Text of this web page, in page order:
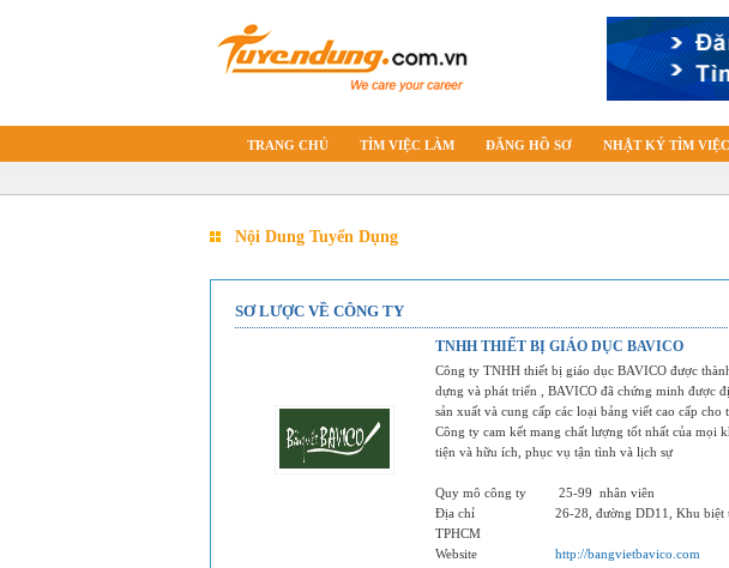
TRANG CHỦ TÌM VIỆC LÀM ĐĂNG HỒ SƠ NHẬT KÝ TÌM
Nội Dung Tuyển Dụng
SƠ LƯỢC VỀ CÔNG TY
TNHH THIẾT BỊ GIÁO DỤC BAVICO
Công ty TNHH thiết bị giáo dục BAVICO được
dựng và phát triển , BAVICO đã chứng minh được
sản xuất và cung cấp các loại bảng viết cao cấp cho
Công ty cam kết mang chất lượng tốt nhất của mọi
tiện và hữu ích, phục vụ tận tình và lịch sự
Quy mô công ty 25-99 nhân viên
Địa chỉ
26-28, đường DD11, Khu biệt
TPHCM
Website
http://bangvietbavico.com